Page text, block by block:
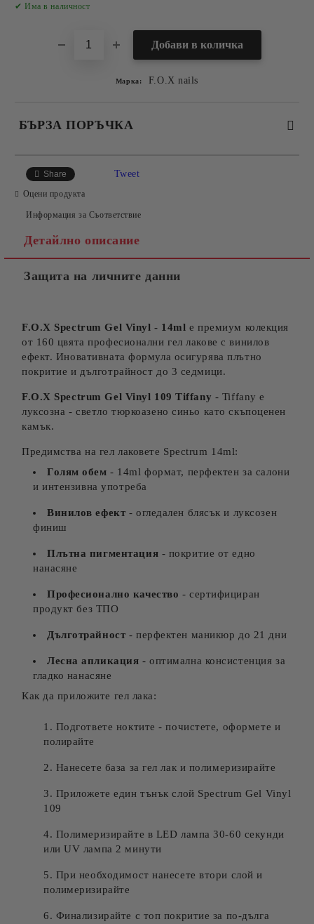
✔ Има в наличност
Марка: F.O.X nails
БЪРЗА ПОРЪЧКА
Съгласен съм с
Ние ще се свържем с вас в рамките на работния ден.
Share Tweet
Оцени продукта
Информация за Съответствие
Детайлно описание
Защита на личните данни
F.O.X Spectrum Gel Vinyl - 14ml е премиум колекция
от 160 цвята професионални гел лакове с винилов
ефект. Иновативната формула осигурява плътно
покритие и дълготрайност до 3 седмици.
F.O.X Spectrum Gel Vinyl 109 Tiffany - Tiffany е
луксозна - светло тюркоазено синьо като скъпоценен
камък.
Предимства на гел лаковете Spectrum 14ml:
Голям обем - 14ml формат, перфектен за салони
и интензивна употреба
Винилов ефект - огледален блясък и луксозен
финиш
Плътна пигментация - покритие от едно
нанасяне
Професионално качество - сертифициран
продукт без ТПО
Дълготрайност - перфектен маникюр до 21 дни
Лесна апликация - оптимална консистенция за
гладко нанасяне
Как да приложите гел лака:
Подгответе ноктите - почистете, оформете и
полирайте
Нанесете база за гел лак и полимеризирайте
Приложете един тънък слой Spectrum Gel Vinyl
109
Полимеризирайте в LED лампа 30-60 секунди
или UV лампа 2 минути
При необходимост нанесете втори слой и
полимеризирайте
Финализирайте с топ покритие за по-дълга